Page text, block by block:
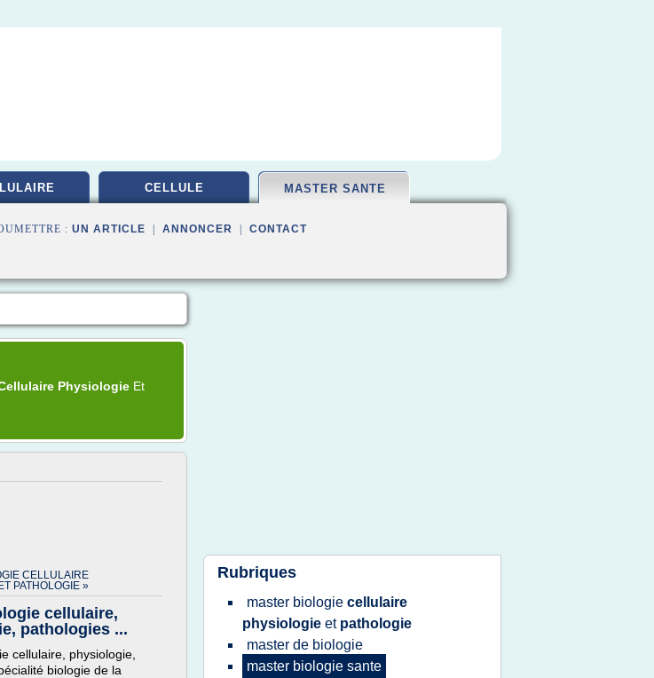
CELLULE MASTER SANTE
: UN ARTICLE ANNONCER CONTACT
Physiologie Et
CELLULAIRE
PATHOLOGIE »
cellulaire,
pathologies ...
cellulaire, physiologie,
biologie de la
Rubriques
master biologie cellulaire
physiologie et pathologie
master de biologie
master biologie sante